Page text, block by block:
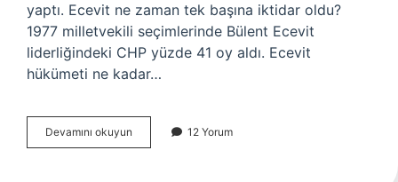
yaptı. Ecevit ne zaman tek başına iktidar oldu?
1977 milletvekili seçimlerinde Bülent Ecevit
liderliğindeki CHP yüzde 41 oy aldı. Ecevit
hükümeti ne kadar…
Devamını okuyun
Ecevit
12 Yorum